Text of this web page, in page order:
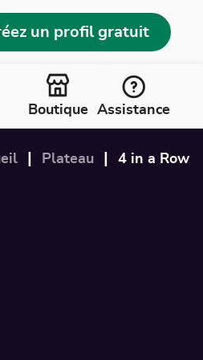
un profil gratuit
Boutique Assistance
Plateau 4 in a Row